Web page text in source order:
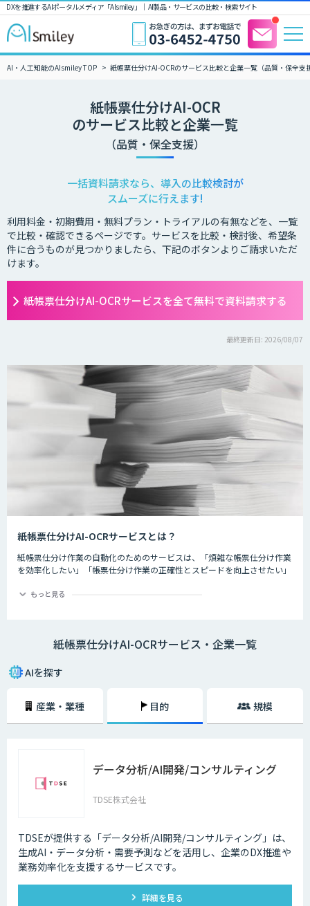
DXを推進するAIポータルメディア「AIsmiley」｜ AI製品・サービスの比較・検索サイト
AI・人工知能のAIsmiley TOP 紙帳票仕分けAI-OCRのサービス比較と企業一覧（品質・保全支
紙帳票仕分けAI-OCR
のサービス比較と企業一覧
（品質・保全支援）
一括資料請求なら、導入の比較検討が
スムーズに行えます!
利用料金・初期費用・無料プラン・トライアルの有無などを、一覧
で比較・確認できるページです。サービスを比較・検討後、希望条
件に合うものが見つかりましたら、下記のボタンよりご請求いただ
けます。
紙帳票仕分けAI-OCRサービスを全て無料で資料請求する
最終更新日: 2026/08/07
紙帳票仕分けAI-OCRサービスとは？
紙帳票仕分け作業の自動化のためのサービスは、「煩雑な帳票仕分け作業
を効率化したい」「帳票仕分け作業の正確性とスピードを向上させたい」
おすすめのサービスです。 近年、OCRやRPAの活用が注目されています。
め、OCR、RPAソリューションと組み合わせることで紙帳票業務全体を自
もっと見る
紙帳票仕分けAI-OCRサービス・企業一覧
AIを探す
産業・業種 目的 規模
データ分析/AI開発/コンサルティング
TDSE株式会社
TDSEが提供する「データ分析/AI開発/コンサルティング」は、
生成AI・データ分析・需要予測などを活用し、企業のDX推進や
業務効率化を支援するサービスです。
詳細を見る